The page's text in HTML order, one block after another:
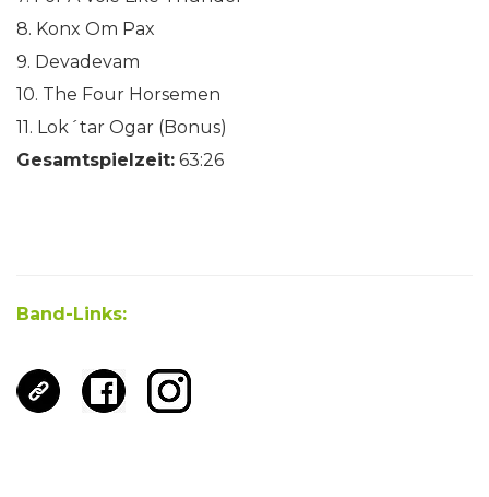
8. Konx Om Pax
9. Devadevam
10. The Four Horsemen
11. Lok´tar Ogar (Bonus)
Gesamtspielzeit: 63:26
Band-Links: